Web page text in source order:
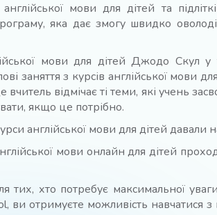
мови для дітей та
яка дає змогу швидко
мови для дітей Джодо
заняття з курсів англійської
вчитель відмічає ті теми, які учень
якщо це потрібно.
англійської мови для дітей давали
мови онлайн для дітей
хто потребує максимальної
ви отримуєте можливість